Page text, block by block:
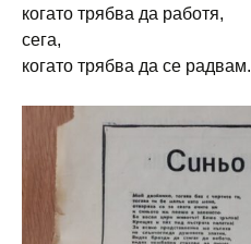
когато трябва да работя,
сега,
когато трябва да се радвам.